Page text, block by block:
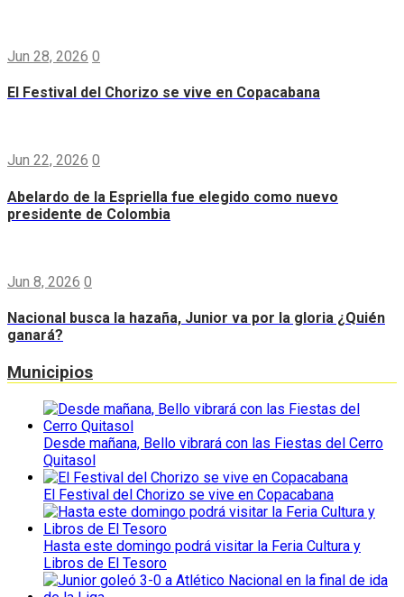
Jun 28, 2026 0
El Festival del Chorizo se vive en Copacabana
Jun 22, 2026 0
Abelardo de la Espriella fue elegido como nuevo
presidente de Colombia
Jun 8, 2026 0
Nacional busca la hazaña, Junior va por la gloria ¿Quién
ganará?
Municipios
Desde mañana, Bello vibrará con las Fiestas del Cerro
Quitasol
El Festival del Chorizo se vive en Copacabana
Hasta este domingo podrá visitar la Feria Cultura y
Libros de El Tesoro